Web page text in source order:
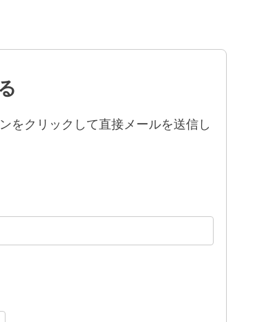
をクリックして直接メールを送信し